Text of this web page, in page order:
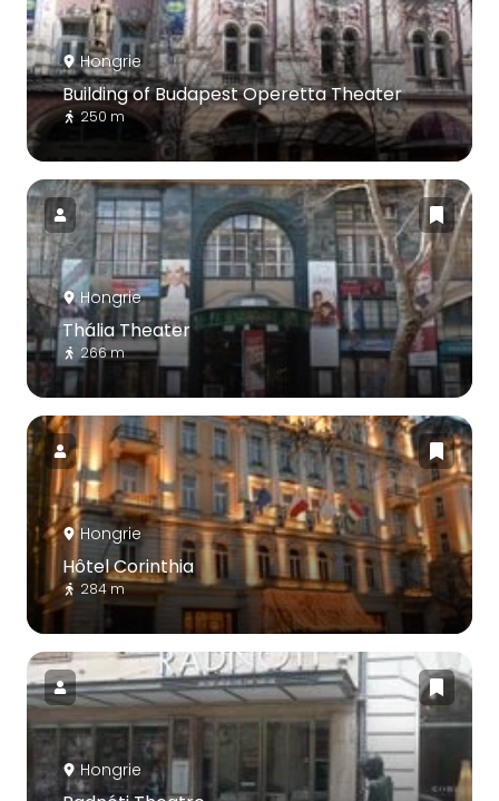
Hongrie
Building of Budapest Operetta Theater
250 m
Hongrie
Thália Theater
266 m
Hongrie
Hôtel Corinthia
284 m
Hongrie